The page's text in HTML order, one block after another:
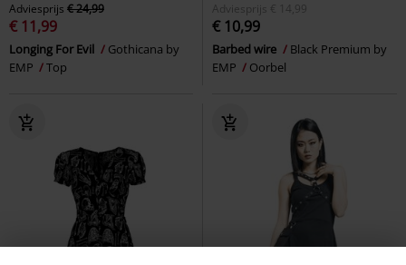
Adviesprijs € 24,99
€ 11,99
Longing For Evil
Gothicana by
EMP
Top
Adviesprijs
€ 14,99
€ 10,99
Barbed wire
Black Premium by
EMP
Oorbel